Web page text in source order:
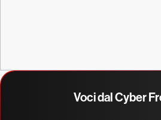
Voci dal Cyber